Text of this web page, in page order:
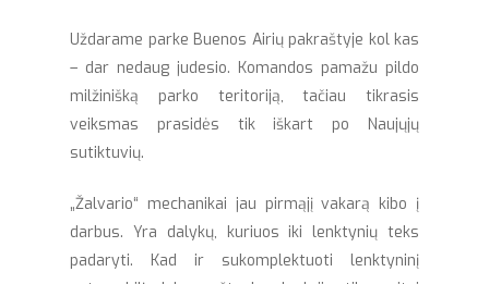
Uždarame parke Buenos Airių pakraštyje kol kas
– dar nedaug judesio. Komandos pamažu pildo
milžinišką parko teritoriją, tačiau tikrasis
veiksmas prasidės tik iškart po Naujųjų
sutiktuvių.
„Žalvario“ mechanikai jau pirmąjį vakarą kibo į
darbus. Yra dalykų, kuriuos iki lenktynių teks
padaryti. Kad ir sukomplektuoti lenktyninį